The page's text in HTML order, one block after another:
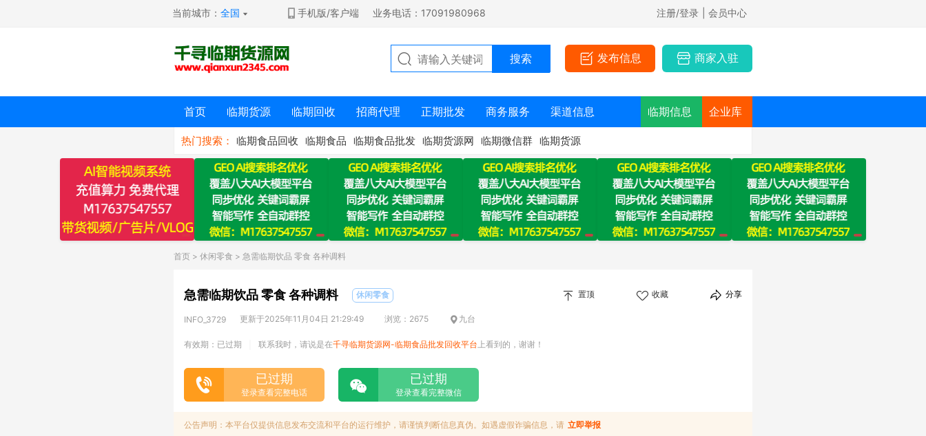
当前城市：全国 手机版/客户端 业务电话：17091980968 注册/登录 | 会员中心
发布信息 商家入驻
首页 临期货源 临期回收 招商代理 正期批发 商务服务 渠道信息 临期信息 企业库
热门搜索： 临期食品回收 临期食品 临期食品批发 临期货源网 临期微信群 临期货源
首页 > 休闲零食 > 急需临期饮品 零食 各种调料
急需临期饮品 零食 各种调料 休闲零食 置顶 收藏 分享
INFO_3729 更新于2025年11月04日 21:29:49 浏览：2675 九台
有效期：已过期 联系我时，请说是在千寻临期货源网-临期食品批发回收平台 上看到的，谢谢！
已过期
登录查看完整电话
已过期
登录查看完整微信
公告声明：本平台仅提供信息发布交流和平台的运行维护，请谨慎判断信息真伪。如遇虚假诈骗信息，请 立即举报